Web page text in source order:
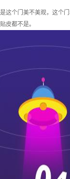
这个门美不美观，这
皮都不是。